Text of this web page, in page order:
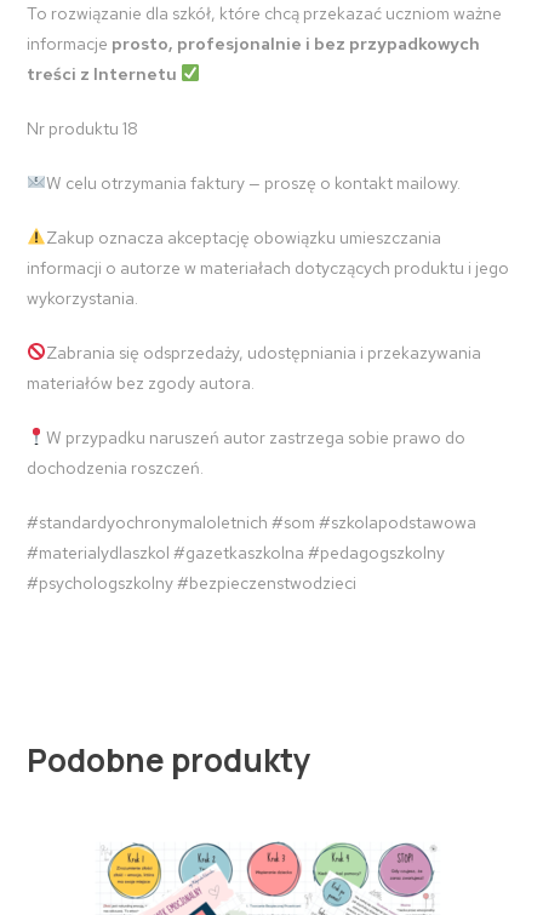
To rozwiązanie dla szkół, które chcą przekazać uczniom ważne
informacje prosto, profesjonalnie i bez przypadkowych
treści z Internetu
Nr produktu 18
W celu otrzymania faktury — proszę o kontakt mailowy.
Zakup oznacza akceptację obowiązku umieszczania
informacji o autorze w materiałach dotyczących produktu i jego
wykorzystania.
Zabrania się odsprzedaży, udostępniania i przekazywania
materiałów bez zgody autora.
W przypadku naruszeń autor zastrzega sobie prawo do
dochodzenia roszczeń.
#standardyochronymaloletnich #som #szkolapodstawowa
#materialydlaszkol #gazetkaszkolna #pedagogszkolny
#psychologszkolny #bezpieczenstwodzieci
Podobne produkty